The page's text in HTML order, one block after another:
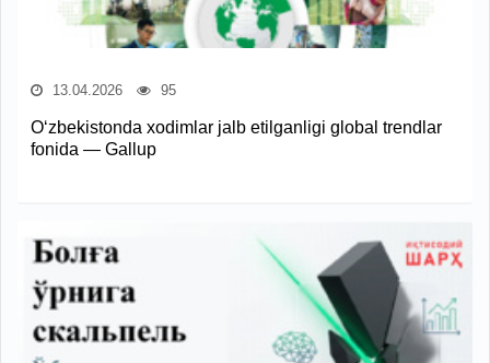
13.04.2026 95
O‘zbekistonda xodimlar jalb etilganligi global trendlar
fonida — Gallup